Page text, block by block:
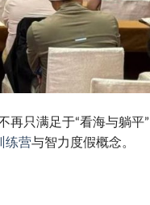
再只满足于“看海与躺平
练营与智力度假概念。